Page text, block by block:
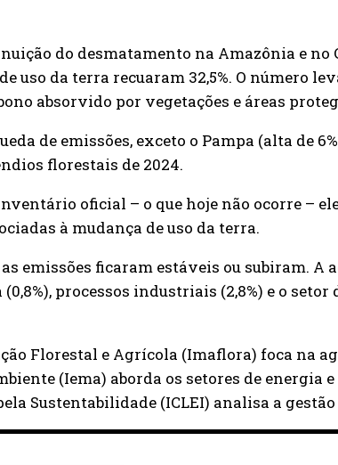
do desmatamento na Amazônia e no
uso da terra recuaram 32,5%. O número
absorvido por vegetações e áreas
de emissões, exceto o Pampa (alta de
florestais de 2024.
oficial – o que hoje não ocorre –
à mudança de uso da terra.
emissões ficaram estáveis ou subiram. A
processos industriais (2,8%) e o setor
Florestal e Agrícola (Imaflora) foca na
(Iema) aborda os setores de energia e
Sustentabilidade (ICLEI) analisa a gestão